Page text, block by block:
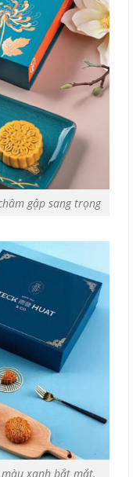
gập sang trọng
xanh bắt mắt.